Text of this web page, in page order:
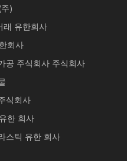
)
래 유한회사
회사
공 주식회사 주식회사
식회사
한 회사
스틱 유한 회사